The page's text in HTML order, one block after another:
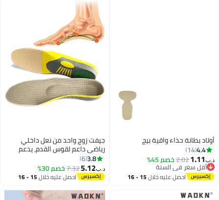
بطانة حذاء واقية بيج
4.4
14
1.11
2.02خصم 45%
أقل سعر في السنة
أقل سعر في السنة
احصل عليه خلال 15 - 16
جيفت زوج واحد من نعل داخلي
رياضي داعم لقوس القدم، يدعم
التهاب اللفافة الأخمصية، نعل
داخلي قابل للقص، مضاد للبكتيريا،
ممتص للصدمات، لتخفيف آلام القدم
المسطحة وتقليل آلام العضلات
(مقاس كبير، 40-46).
3.8
6
د.ب‏5.12
7.32خصم 30%
احصل عليه خلال 15 - 16